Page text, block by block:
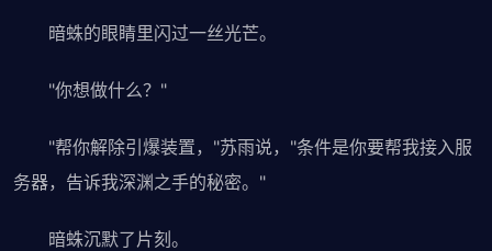
暗蛛的眼睛里闪过一丝光芒。
"你想做什么？"
"帮你解除引爆装置，"苏雨说，"条件是你要帮我接入服
务器，告诉我深渊之手的秘密。"
暗蛛沉默了片刻。